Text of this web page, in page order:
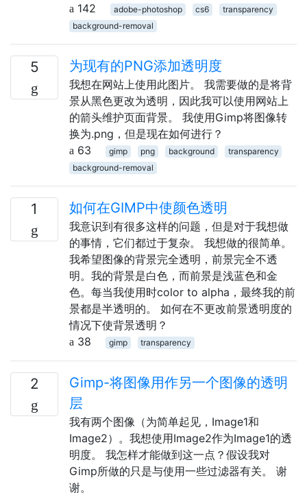
142
adobe-photoshop cs6
transparency
background-removal
5 为现有的PNG添加透明度
我想在网站上使用此图片。 我需要做的是将背
景从黑色更改为透明，因此我可以使用网站上
的箭头维护页面背景。 我使用Gimp将图像转
换为.png，但是现在如何进行？
63
gimp png background
transparency
background-removal
1 如何在GIMP中使颜色透明
我意识到有很多这样的问题，但是对于我想做
的事情，它们都过于复杂。 我想做的很简单。
我希望图像的背景完全透明，前景完全不透
明。我的背景是白色，而前景是浅蓝色和金
色。每当我使用时color to alpha，最终我的前
景都是半透明的。 如何在不更改前景透明度的
情况下使背景透明？
38
gimp transparency
2
Gimp-将图像用作另一个图像的透明
层
我有两个图像（为简单起见，Image1和
Image2）。我想使用Image2作为Image1的透
明度。 我怎样才能做到这一点？假设我对
Gimp所做的只是与使用一些过滤器有关。 谢
谢。